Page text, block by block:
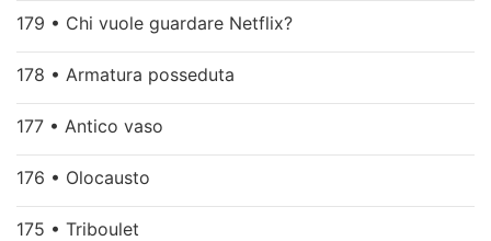
179 • Chi vuole guardare Netflix?
178 • Armatura posseduta
177 • Antico vaso
176 • Olocausto
175 • Triboulet